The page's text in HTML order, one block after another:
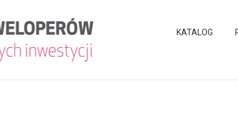
KATALOG